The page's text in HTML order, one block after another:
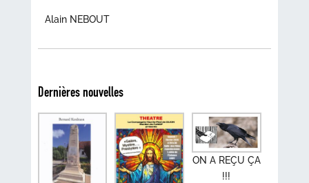
Alain NEBOUT
Dernières nouvelles
ON A REÇU ÇA
!!!